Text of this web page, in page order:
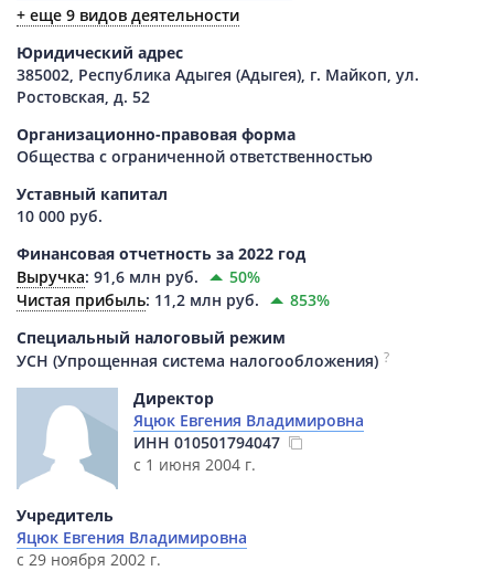
+ еще 9 видов деятельности
Юридический адрес
385002, Республика Адыгея (Адыгея), г. Майкоп, ул.
Ростовская, д. 52
Организационно-правовая форма
Общества с ограниченной ответственностью
Уставный капитал
10 000 руб.
Финансовая отчетность за 2022 год
Выручка: 91,6 млн руб.
50%
Чистая прибыль: 11,2 млн руб.
853%
Специальный налоговый режим
УСН (Упрощенная система налогообложения) ?
Директор
Яцюк Евгения Владимировна
ИНН 010501794047
с 1 июня 2004 г.
Учредитель
Яцюк Евгения Владимировна
с 29 ноября 2002 г.